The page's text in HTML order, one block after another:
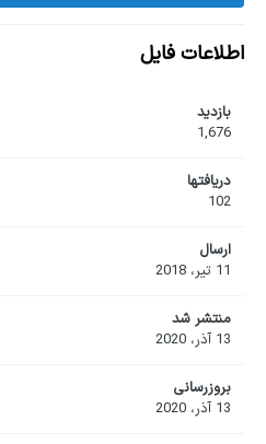
اطلاعات فایل
بازدید
1,676
دریافت‎ها
102
ارسال
11 تیر، 2018
منتشر شد
13 آذر، 2020
بروزرسانی
13 آذر، 2020